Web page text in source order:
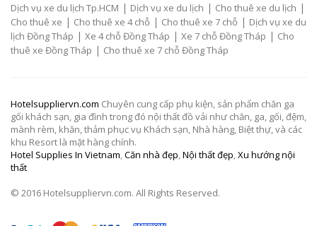
Dịch vụ xe du lịch Tp.HCM | Dịch vụ xe du lịch | Cho thuê xe du lịch |
Cho thuê xe | Cho thuê xe 4 chỗ | Cho thuê xe 7 chỗ | Dịch vụ xe du
lịch Đồng Tháp | Xe 4 chỗ Đồng Tháp | Xe 7 chỗ Đồng Tháp | Cho
thuê xe Đồng Tháp | Cho thuê xe 7 chỗ Đồng Tháp
Hotelsuppliervn.com Chuyên cung cấp phụ kiện, sản phẩm chăn ga
gối khách sạn, gia đình trong đó nội thất đồ vải như chăn, ga, gối, đệm,
mành rèm, khăn, thảm phục vụ Khách sạn, Nhà hàng, Biệt thự, và các
khu Resort là mặt hàng chính.
Hotel Supplies In Vietnam,Căn nhà đẹp,Nội thất đẹp,Xu hướng nội
thất
© 2016 Hotelsuppliervn.com. All Rights Reserved.